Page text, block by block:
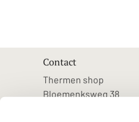
Contact
Thermen shop
Bloemenksweg 38